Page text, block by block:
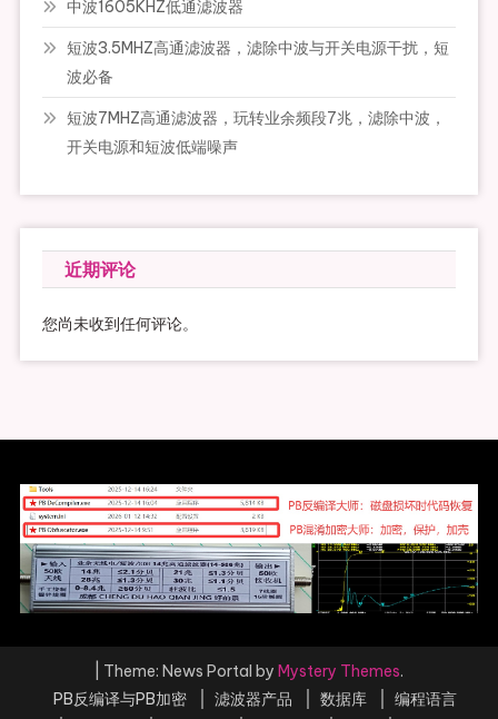
中波1605KHZ低通滤波器
短波3.5MHZ高通滤波器，滤除中波与开关电源干扰，短
波必备
短波7MHZ高通滤波器，玩转业余频段7兆，滤除中波，
开关电源和短波低端噪声
近期评论
您尚未收到任何评论。
Theme: News Portal by Mystery Themes.
PB反编译与PB加密
滤波器产品 数据库
编程语言